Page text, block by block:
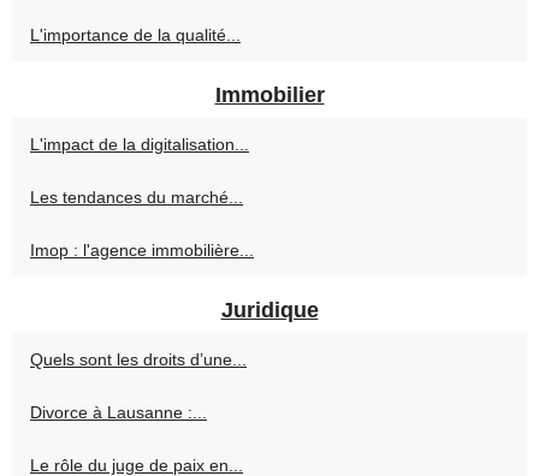
L'importance de la qualité...
Immobilier
L'impact de la digitalisation...
Les tendances du marché...
Imop : l'agence immobilière...
Juridique
Quels sont les droits d’une...
Divorce à Lausanne :...
Le rôle du juge de paix en...